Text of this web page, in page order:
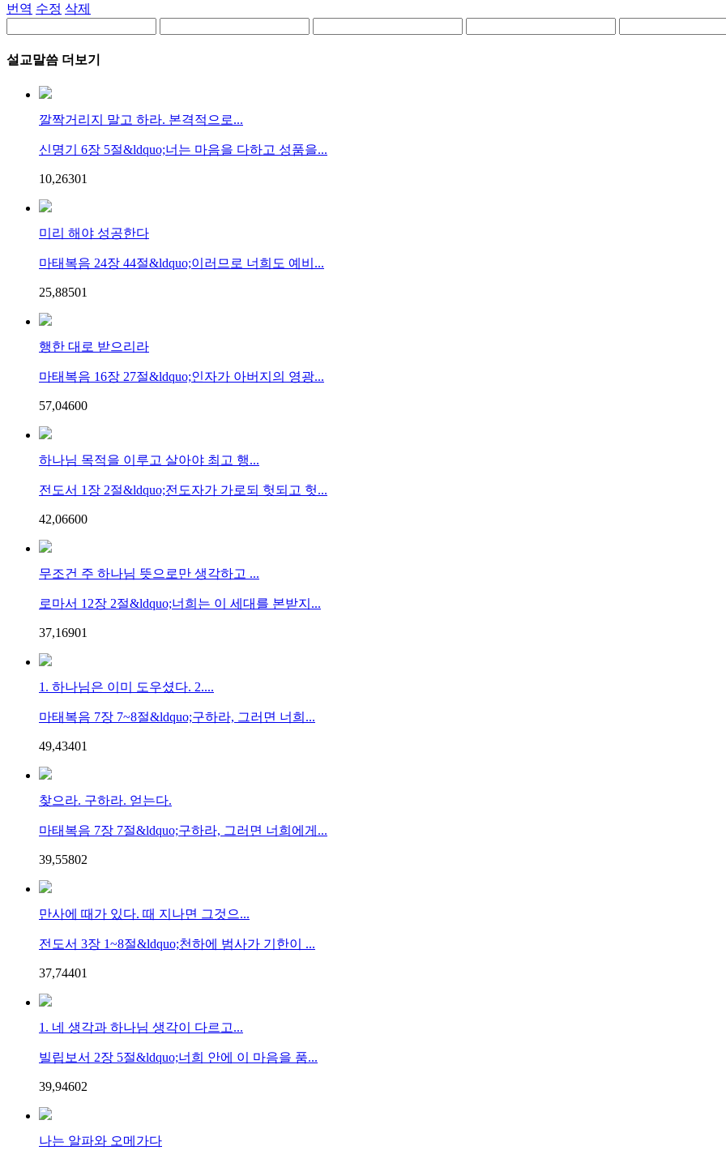
번역 수정 삭제
설교말씀 더보기
깔짝거리지 말고 하라. 본격적으로...
신명기 6장 5절&ldquo;너는 마음을 다하고 성품을...
10,26301
미리 해야 성공한다
마태복음 24장 44절&ldquo;이러므로 너희도 예비...
25,88501
행한 대로 받으리라
마태복음 16장 27절&ldquo;인자가 아버지의 영광...
57,04600
하나님 목적을 이루고 살아야 최고 행...
전도서 1장 2절&ldquo;전도자가 가로되 헛되고 헛...
42,06600
무조건 주 하나님 뜻으로만 생각하고 ...
로마서 12장 2절&ldquo;너희는 이 세대를 본받지...
37,16901
1. 하나님은 이미 도우셨다. 2....
마태복음 7장 7~8절&ldquo;구하라, 그러면 너희...
49,43401
찾으라. 구하라. 얻는다.
마태복음 7장 7절&ldquo;구하라, 그러면 너희에게...
39,55802
만사에 때가 있다. 때 지나면 그것으...
전도서 3장 1~8절&ldquo;천하에 범사가 기한이 ...
37,74401
1. 네 생각과 하나님 생각이 다르고...
빌립보서 2장 5절&ldquo;너희 안에 이 마음을 품...
39,94602
나는 알파와 오메가다